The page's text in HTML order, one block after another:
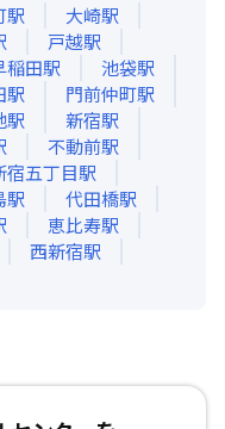
駅 大崎駅
戸越駅
稲田駅 池袋駅
駅 門前仲町駅
駅 新宿駅
不動前駅
宿五丁目駅
駅 代田橋駅
恵比寿駅
西新宿駅